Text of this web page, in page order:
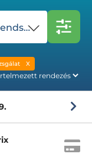
Dermatoonkológiai 3 hónapos rendszeres kontrollvizsgálat